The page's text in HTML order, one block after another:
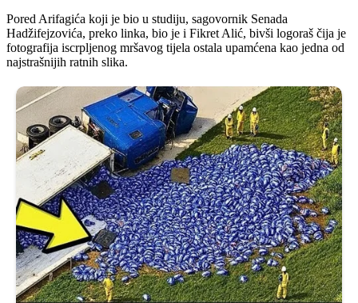
Pored Arifagića koji je bio u studiju, sagovornik Senada
Hadžifejzovića, preko linka, bio je i Fikret Alić, bivši logoraš čija je
fotografija iscrpljenog mršavog tijela ostala upamćena kao jedna od
najstrašnijih ratnih slika.